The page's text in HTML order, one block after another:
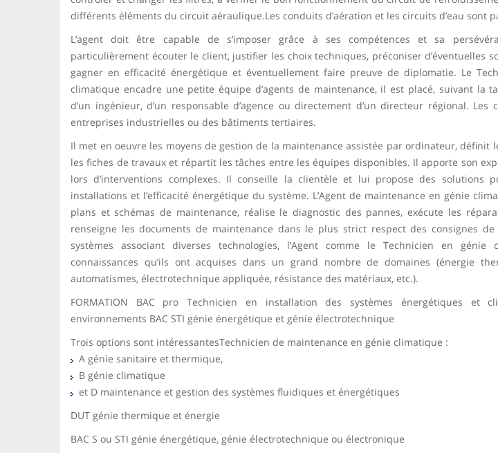
différents éléments du circuit aéraulique.Les conduits d’aération et les circuits d’eau sont
L’agent doit être capable de s’imposer grâce à ses compétences et sa
particulièrement écouter le client, justifier les choix techniques, préconiser d’éventuelles
gagner en efficacité énergétique et éventuellement faire preuve de diplomatie. Le
climatique encadre une petite équipe d’agents de maintenance, il est placé, suivant la
d’un ingénieur, d’un responsable d’agence ou directement d’un directeur régional.
entreprises industrielles ou des bâtiments tertiaires.
Il met en oeuvre les moyens de gestion de la maintenance assistée par ordinateur, définit
les fiches de travaux et répartit les tâches entre les équipes disponibles. Il apporte son
lors d’interventions complexes. Il conseille la clientèle et lui propose des solutions
installations et l’efficacité énergétique du système. L’Agent de maintenance en génie
plans et schémas de maintenance, réalise le diagnostic des pannes, exécute les
renseigne les documents de maintenance dans le plus strict respect des consignes
systèmes associant diverses technologies, l’Agent comme le Technicien en
connaissances qu’ils ont acquises dans un grand nombre de domaines (énergie
automatismes, électrotechnique appliquée, résistance des matériaux, etc.).
FORMATION BAC pro Technicien en installation des systèmes énergétiques et
environnements BAC STI génie énergétique et génie électrotechnique
Trois options sont intéressantesTechnicien de maintenance en génie climatique :
A génie sanitaire et thermique,
B génie climatique
et D maintenance et gestion des systèmes fluidiques et énergétiques
DUT génie thermique et énergie
BAC S ou STI génie énergétique, génie électrotechnique ou électronique